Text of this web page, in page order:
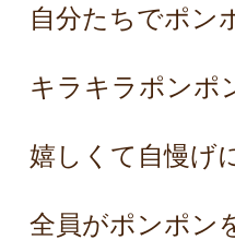
自分たちでポン
キラキラポンポ
嬉しくて自慢げ
全員がポンポン